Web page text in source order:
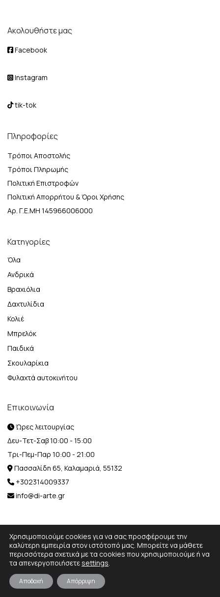
Ακολουθήστε μας
Facebook
Instagram
tik-tok
Πληροφορίες
Τρόποι Αποστολής
Τρόποι Πληρωμής
Πολιτική Επιστροφών
Πολιτική Απορρήτου & Όροι Χρήσης
Αρ. Γ.Ε.ΜΗ 145966006000
Κατηγορίες
Όλα
Ανδρικά
Βραχιόλια
Δαχτυλίδια
Κολιέ
Μπρελόκ
Παιδικά
Σκουλαρίκια
Φυλαχτά αυτοκινήτου
Επικοινωνία
Ώρες λειτουργίας
Δευ-Τετ-Σαβ 10:00 - 15:00
Τρι-Πεμ-Παρ 10:00 - 21:00
Πασσαλίδη 65, Καλαμαριά, 55132
+302314009337
info@di-arte.gr
© 2026 Designed and Developed by MediaBox.
All rights
reserved.
Χρησιμοποιούμε cookies για να σας προσφέρουμε την
καλύτερη εμπειρία στον ιστότοπό μας. Μπορείτε να μάθετε
περισσότερα σχετικά με τα cookies που χρησιμοποιούμε ή να
τα απενεργοποιήσετεsettings.
Αποδοχή Απόρριψη